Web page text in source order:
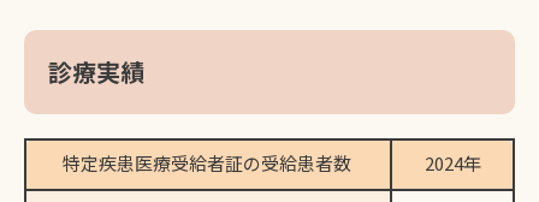
診療実績
特定疾患医療受給者証の受給患者数 2024年